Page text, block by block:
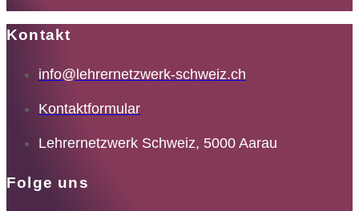
Kontakt
info@lehrernetzwerk-schweiz.ch
Kontaktformular
Lehrernetzwerk Schweiz, 5000 Aarau
Folge uns